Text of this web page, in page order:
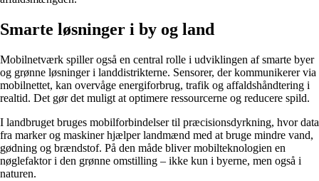
Smarte løsninger i by og land
Mobilnetværk spiller også en central rolle i udviklingen af smarte byer
og grønne løsninger i landdistrikterne. Sensorer, der kommunikerer via
mobilnettet, kan overvåge energiforbrug, trafik og affaldshåndtering i
realtid. Det gør det muligt at optimere ressourcerne og reducere spild.
I landbruget bruges mobilforbindelser til præcisionsdyrkning, hvor data
fra marker og maskiner hjælper landmænd med at bruge mindre vand,
gødning og brændstof. På den måde bliver mobilteknologien en
nøglefaktor i den grønne omstilling – ikke kun i byerne, men også i
naturen.